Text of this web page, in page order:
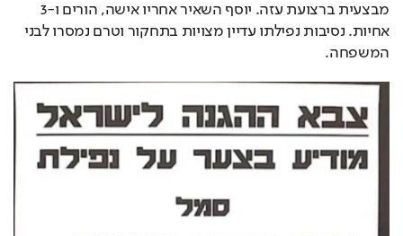
מבצעית ברצועת עזה. יוסף השאיר אחריו אישה, הורים ו-3
המשפחה.